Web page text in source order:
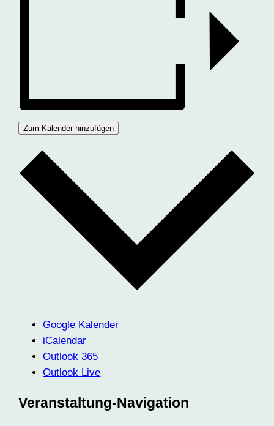
Zum Kalender hinzufügen
Google Kalender
iCalendar
Outlook 365
Outlook Live
Veranstaltung-Navigation